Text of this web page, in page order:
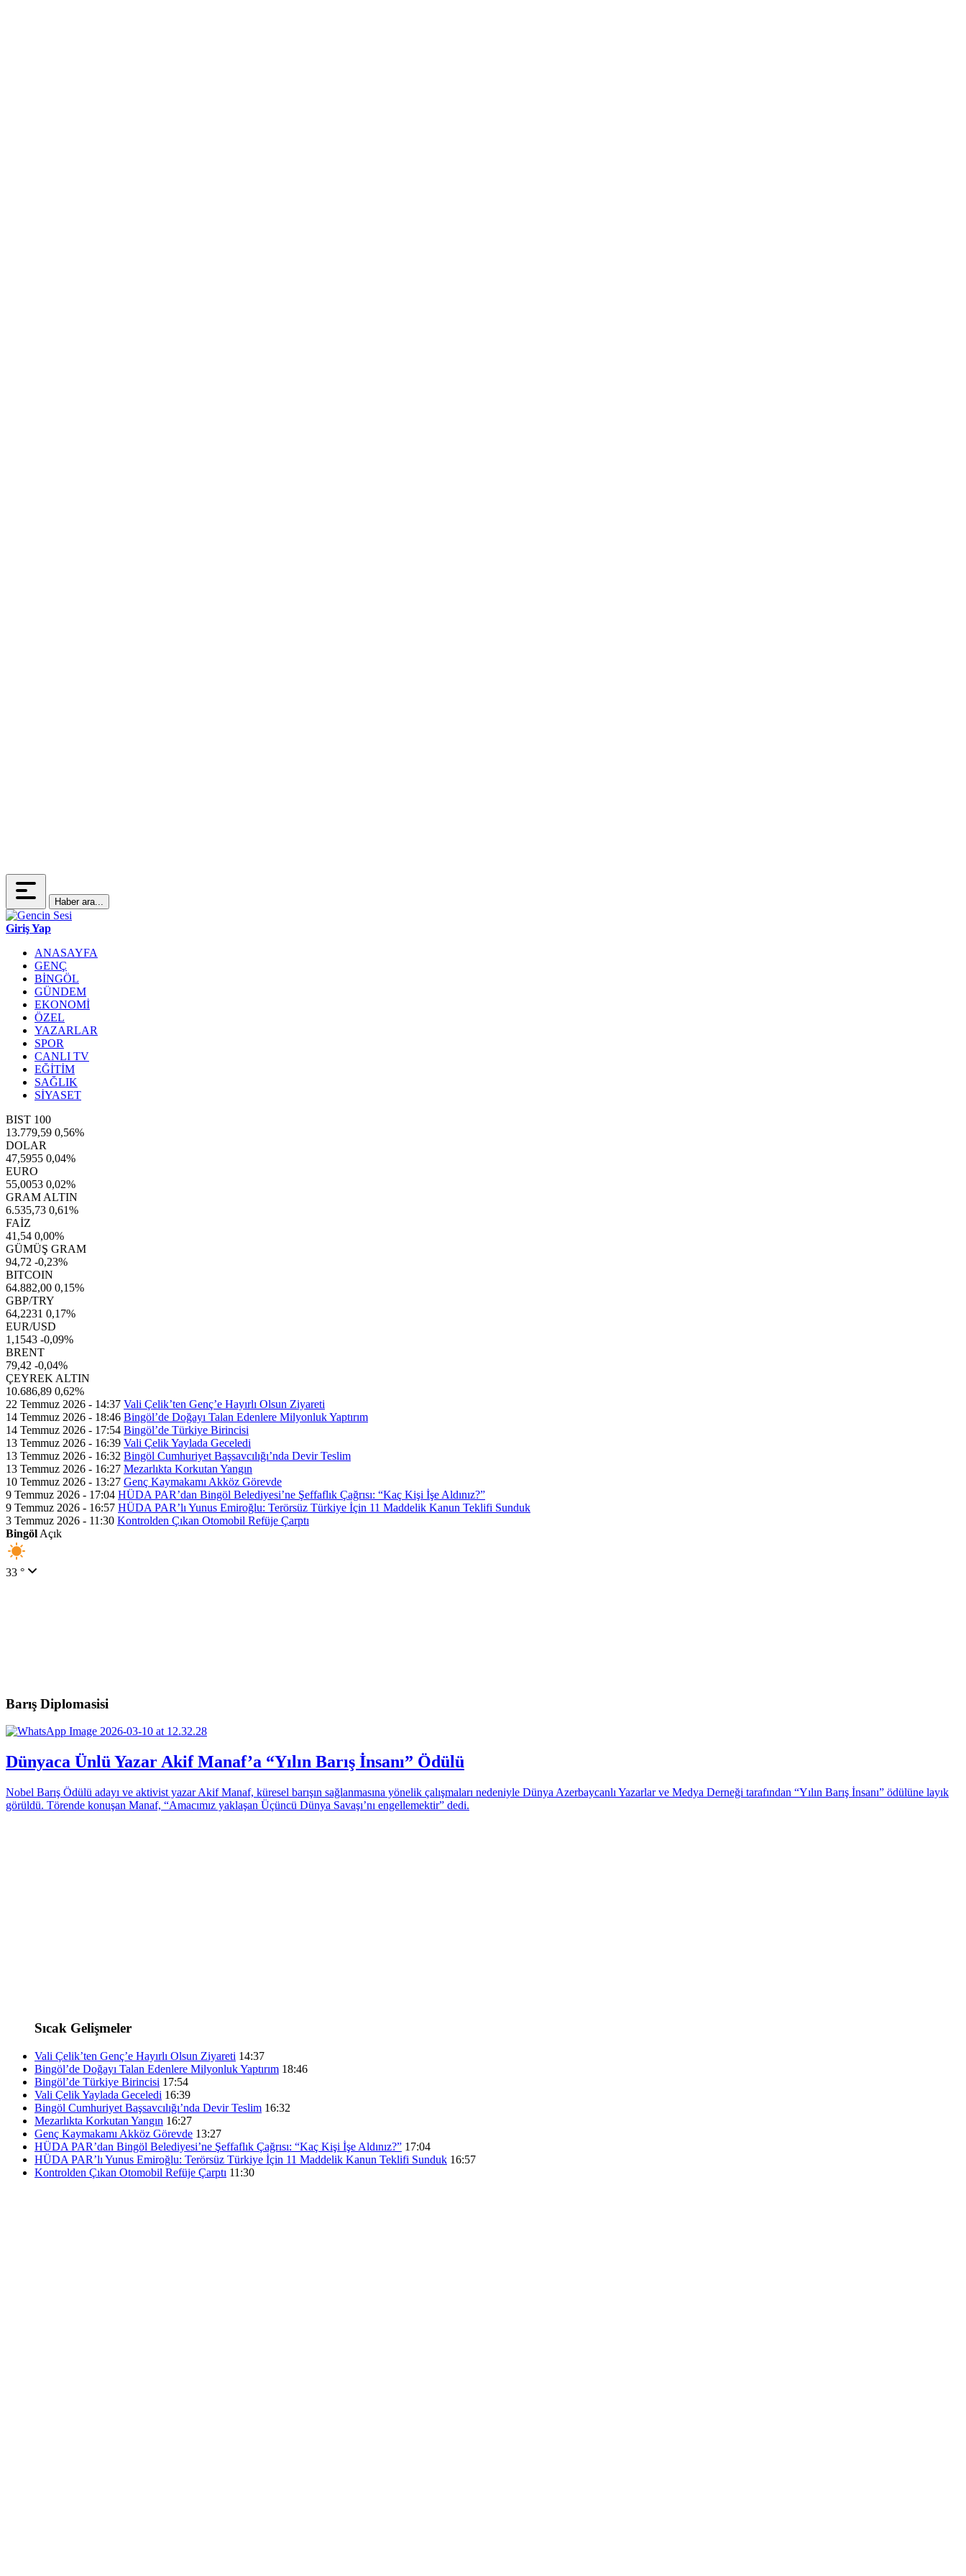
Haber ara...
Giriş Yap
ANASAYFA
GENÇ
BİNGÖL
GÜNDEM
EKONOMİ
ÖZEL
YAZARLAR
SPOR
CANLI TV
EĞİTİM
SAĞLIK
SİYASET
BIST 100
13.779,59 0,56%
DOLAR
47,5955 0,04%
EURO
55,0053 0,02%
GRAM ALTIN
6.535,73 0,61%
FAİZ
41,54 0,00%
GÜMÜŞ GRAM
94,72 -0,23%
BITCOIN
64.882,00 0,15%
GBP/TRY
64,2231 0,17%
EUR/USD
1,1543 -0,09%
BRENT
79,42 -0,04%
ÇEYREK ALTIN
10.686,89 0,62%
22 Temmuz 2026 - 14:37 Vali Çelik’ten Genç’e Hayırlı Olsun Ziyareti
14 Temmuz 2026 - 18:46 Bingöl’de Doğayı Talan Edenlere Milyonluk Yaptırım
14 Temmuz 2026 - 17:54 Bingöl’de Türkiye Birincisi
13 Temmuz 2026 - 16:39 Vali Çelik Yaylada Geceledi
13 Temmuz 2026 - 16:32 Bingöl Cumhuriyet Başsavcılığı’nda Devir Teslim
13 Temmuz 2026 - 16:27 Mezarlıkta Korkutan Yangın
10 Temmuz 2026 - 13:27 Genç Kaymakamı Akköz Görevde
9 Temmuz 2026 - 17:04 HÜDA PAR’dan Bingöl Belediyesi’ne Şeffaflık Çağrısı: “Kaç Kişi İşe Aldınız?”
9 Temmuz 2026 - 16:57 HÜDA PAR’lı Yunus Emiroğlu: Terörsüz Türkiye İçin 11 Maddelik Kanun Teklifi Sunduk
3 Temmuz 2026 - 11:30 Kontrolden Çıkan Otomobil Refüje Çarptı
Bingöl Açık
33 °
Barış Diplomasisi
Dünyaca Ünlü Yazar Akif Manaf’a “Yılın Barış İnsanı” Ödülü
Nobel Barış Ödülü adayı ve aktivist yazar Akif Manaf, küresel barışın sağlanmasına yönelik çalışmaları nedeniyle Dünya Azerbaycanlı Yazarlar ve Medya Derneği tarafından “Yılın Barış İnsanı” ödülüne layık
görüldü. Törende konuşan Manaf, “Amacımız yaklaşan Üçüncü Dünya Savaşı’nı engellemektir” dedi.
Sıcak Gelişmeler
Vali Çelik’ten Genç’e Hayırlı Olsun Ziyareti 14:37
Bingöl’de Doğayı Talan Edenlere Milyonluk Yaptırım 18:46
Bingöl’de Türkiye Birincisi 17:54
Vali Çelik Yaylada Geceledi 16:39
Bingöl Cumhuriyet Başsavcılığı’nda Devir Teslim 16:32
Mezarlıkta Korkutan Yangın 16:27
Genç Kaymakamı Akköz Görevde 13:27
HÜDA PAR’dan Bingöl Belediyesi’ne Şeffaflık Çağrısı: “Kaç Kişi İşe Aldınız?” 17:04
HÜDA PAR’lı Yunus Emiroğlu: Terörsüz Türkiye İçin 11 Maddelik Kanun Teklifi Sunduk 16:57
Kontrolden Çıkan Otomobil Refüje Çarptı 11:30